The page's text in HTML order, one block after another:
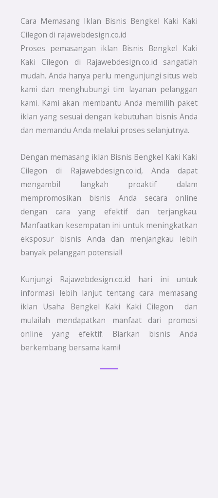
Cara Memasang Iklan Bisnis Bengkel Kaki Kaki
Cilegon di rajawebdesign.co.id
Proses pemasangan iklan Bisnis Bengkel Kaki
Kaki Cilegon di Rajawebdesign.co.id sangatlah
mudah. Anda hanya perlu mengunjungi situs web
kami dan menghubungi tim layanan pelanggan
kami. Kami akan membantu Anda memilih paket
iklan yang sesuai dengan kebutuhan bisnis Anda
dan memandu Anda melalui proses selanjutnya.
Dengan memasang iklan Bisnis Bengkel Kaki Kaki
Cilegon di Rajawebdesign.co.id, Anda dapat
mengambil langkah proaktif dalam
mempromosikan bisnis Anda secara online
dengan cara yang efektif dan terjangkau.
Manfaatkan kesempatan ini untuk meningkatkan
eksposur bisnis Anda dan menjangkau lebih
banyak pelanggan potensial!
Kunjungi Rajawebdesign.co.id hari ini untuk
informasi lebih lanjut tentang cara memasang
iklan Usaha Bengkel Kaki Kaki Cilegon dan
mulailah mendapatkan manfaat dari promosi
online yang efektif. Biarkan bisnis Anda
berkembang bersama kami!